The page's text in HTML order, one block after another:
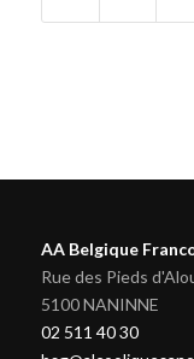
AA Belgique
Rue des Pieds
5100 NANINNE
02 511 40 30